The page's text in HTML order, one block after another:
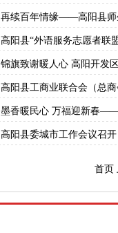
再续百年情缘——高阳县师
高阳县“外语服务志愿者联
锦旗致谢暖人心 高阳开发
高阳县工商业联合会（总
墨香暖民心 万福迎新春——
高阳县委城市工作会议召开
首页